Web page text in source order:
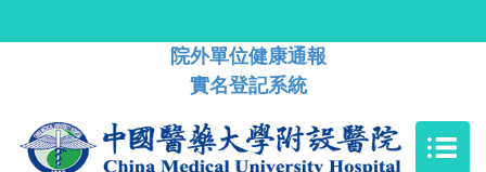
院外單位健康通報
實名登記系統